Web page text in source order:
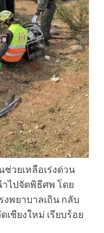
ช่วยเหลือเร่งด่วน
ไปจัดพิธีศพ โดย
งพยาบาลเถิน กลับ
ชียงใหม่ เรียบร้อย